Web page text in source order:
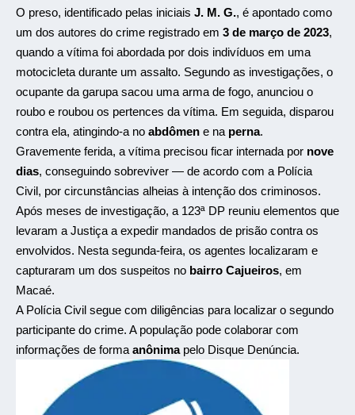
O preso, identificado pelas iniciais J. M. G., é apontado como
um dos autores do crime registrado em 3 de março de 2023,
quando a vítima foi abordada por dois indivíduos em uma
motocicleta durante um assalto. Segundo as investigações, o
ocupante da garupa sacou uma arma de fogo, anunciou o
roubo e roubou os pertences da vítima. Em seguida, disparou
contra ela, atingindo-a no abdômen e na perna.
Gravemente ferida, a vítima precisou ficar internada por nove
dias, conseguindo sobreviver — de acordo com a Polícia
Civil, por circunstâncias alheias à intenção dos criminosos.
Após meses de investigação, a 123ª DP reuniu elementos que
levaram a Justiça a expedir mandados de prisão contra os
envolvidos. Nesta segunda-feira, os agentes localizaram e
capturaram um dos suspeitos no bairro Cajueiros, em
Macaé.
A Polícia Civil segue com diligências para localizar o segundo
participante do crime. A população pode colaborar com
informações de forma anônimapelo Disque Denúncia.